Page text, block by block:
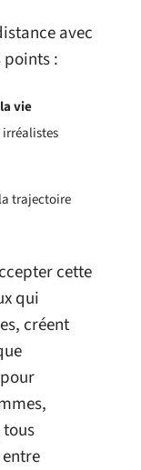
avec
:
vie
trajectoire
cette
qui
créent